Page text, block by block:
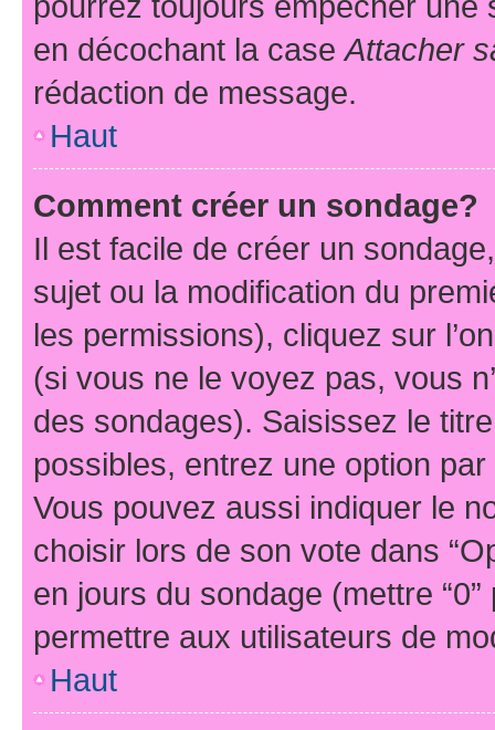
en décochant la caseAttacher
rédaction de message.
Haut
Comment créer un sondage?
Il est facile de créer un
sujet ou la modification du
les permissions), cliquez sur
(si vous ne le voyez pas, vous
des sondages). Saisissez le
possibles, entrez une option
Vous pouvez aussi indiquer le
choisir lors de son vote dans
en jours du sondage (mettre
permettre aux utilisateurs de
Haut